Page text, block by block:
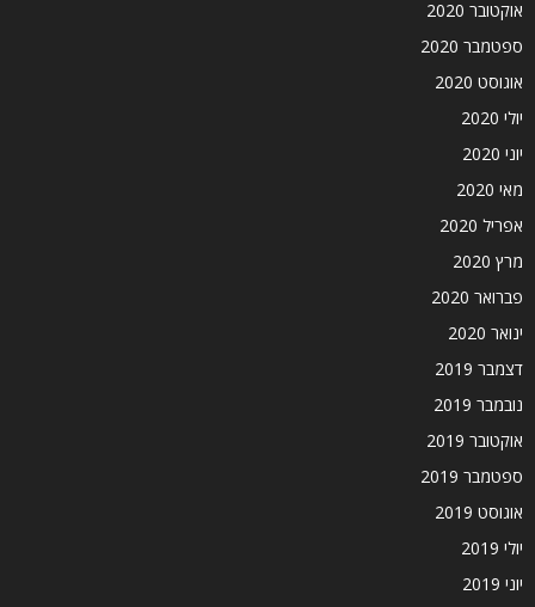
אוקטובר 2020
ספטמבר 2020
אוגוסט 2020
יולי 2020
יוני 2020
מאי 2020
אפריל 2020
מרץ 2020
פברואר 2020
ינואר 2020
דצמבר 2019
נובמבר 2019
אוקטובר 2019
ספטמבר 2019
אוגוסט 2019
יולי 2019
יוני 2019